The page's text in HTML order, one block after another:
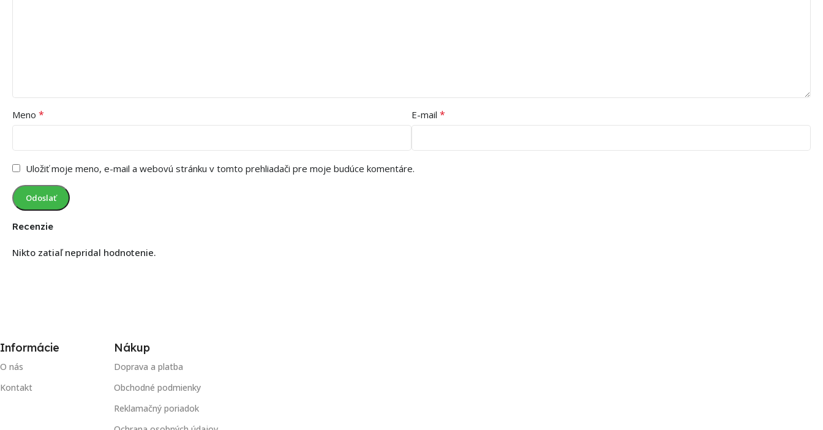
Recenzie
Nikto zatiaľ nepridal hodnotenie.
Meno * E-mail *
Uložiť moje meno, e-mail a webovú stránku v tomto prehliadači pre moje budúce komentáre.
Informácie
O nás
Kontakt
Nákup
Doprava a platba
Obchodné podmienky
Reklamačný poriadok